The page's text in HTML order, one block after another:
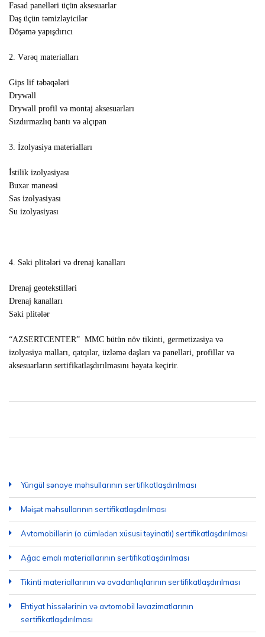
Fasad panelləri üçün aksesuarlar
Daş üçün təmizləyicilər
Döşəmə yapışdırıcı
2. Vərəq materialları
Gips lif təbəqələri
Drywall
Drywall profil və montaj aksesuarları
Sızdırmazlıq bantı və alçıpan
3. İzolyasiya materialları
İstilik izolyasiyası
Buxar maneəsi
Səs izolyasiyası
Su izolyasiyası
4. Səki plitələri və drenaj kanalları
Drenaj geotekstilləri
Drenaj kanalları
Səki plitələr
“AZSERTCENTER” MMC bütün növ tikinti, germetizasiya və
izolyasiya malları, qatqılar, üzləmə daşları və panelləri, profillər və
aksesuarların sertifikatlaşdırılmasını həyata keçirir.
Yüngül sənaye məhsullarının sertifikatlaşdırılması
Məişət məhsullarının sertifikatlaşdırılması
Avtomobillərin (o cümlədən xüsusi təyinatlı) sertifikatlaşdırılması
Ağac emalı materiallarının sertifikatlaşdırılması
Tikinti materiallarının və avadanlıqlarının sertifikatlaşdırılması
Ehtiyat hissələrinin və avtomobil ləvazimatlarının
sertifikatlaşdırılması